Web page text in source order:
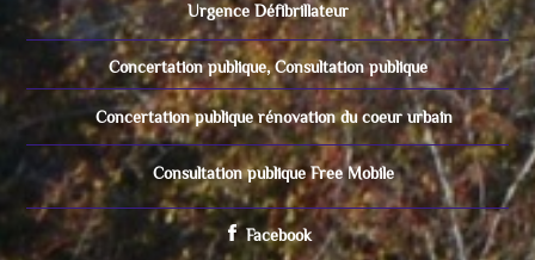
Urgence Défibrillateur
Concertation publique, Consultation publique
Concertation publique rénovation du coeur urbain
Consultation publique Free Mobile
Facebook